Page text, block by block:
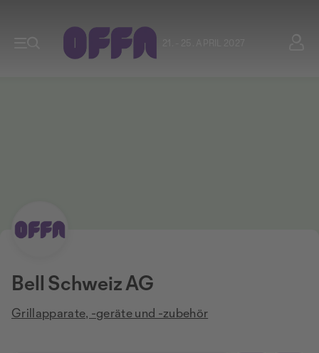
Bell Schweiz AG
Grillapparate, -geräte und -zubehör